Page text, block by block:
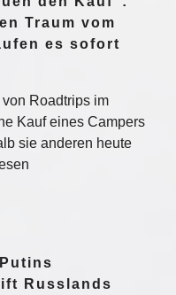
Traum vom
es sofort
Roadtrips im
Kauf eines Campers
sie anderen heute
Russlands